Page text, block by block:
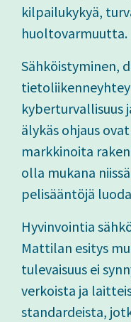
kilpailukykyä,
huoltovarmuutta.
Sähköistyminen,
kyberturvallisuus
älykäs ohjaus
markkinoita
olla mukana
pelisääntöjä
Hyvinvointia
Mattilan esitys
tulevaisuus ei
verkoista ja
standardeista,